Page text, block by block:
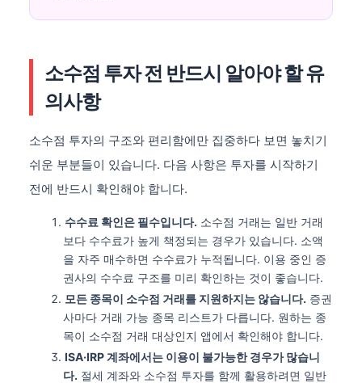
소수점 투자 전 반드시 알아야 할 유
의사항
소수점 투자의 구조와 편리함에만 집중하다 보면 놓치기
쉬운 부분들이 있습니다. 다음 사항은 투자를 시작하기
전에 반드시 확인해야 합니다.
수수료 확인은 필수입니다. 소수점 거래는 일반 거래
보다 수수료가 높게 책정되는 경우가 있습니다. 소액
을 자주 매수하면 수수료가 누적됩니다. 이용 중인 증
권사의 수수료 구조를 미리 확인하는 것이 좋습니다.
모든 종목이 소수점 거래를 지원하지는 않습니다. 증권
사마다 거래 가능 종목 리스트가 다릅니다. 원하는 종
목이 소수점 거래 대상인지 앱에서 확인해야 합니다.
ISA·IRP 계좌에서는 이용이 불가능한 경우가 많습니
다. 절세 계좌와 소수점 투자를 함께 활용하려면 일반